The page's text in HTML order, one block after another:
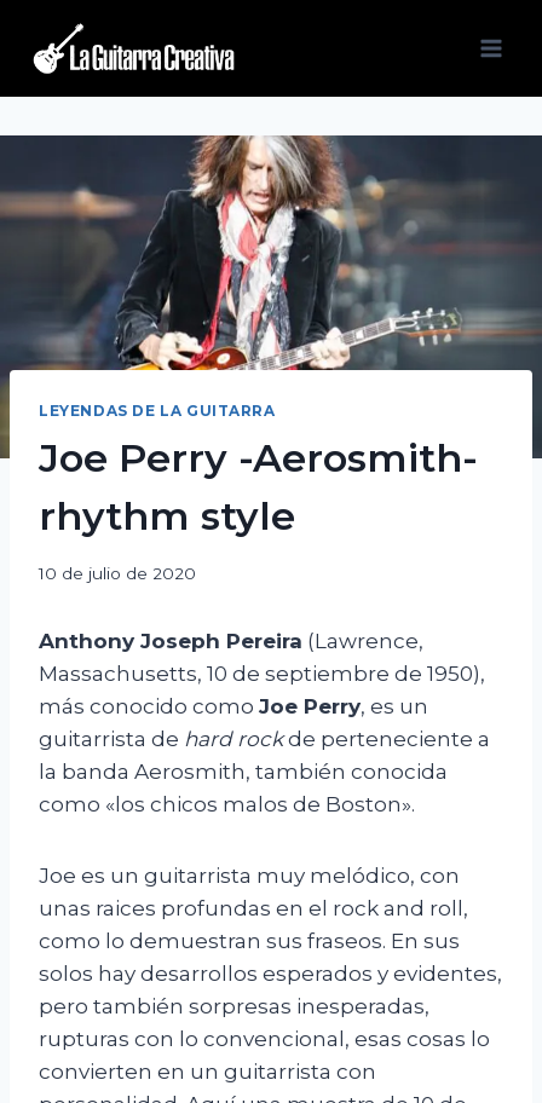
contenido
LEYENDAS DE LA GUITARRA
Joe Perry -Aerosmith-
rhythm style
Por
10 de julio de 2020
Anthony Joseph Pereira (Lawrence,
Massachusetts, 10 de septiembre de 1950),
más conocido como Joe Perry, es un
guitarrista de hard rockde perteneciente a
la banda Aerosmith, también conocida
como «los chicos malos de Boston».
Joe es un guitarrista muy melódico, con
unas raices profundas en el rock and roll,
como lo demuestran sus fraseos. En sus
solos hay desarrollos esperados y evidentes,
pero también sorpresas inesperadas,
rupturas con lo convencional, esas cosas lo
convierten en un guitarrista con